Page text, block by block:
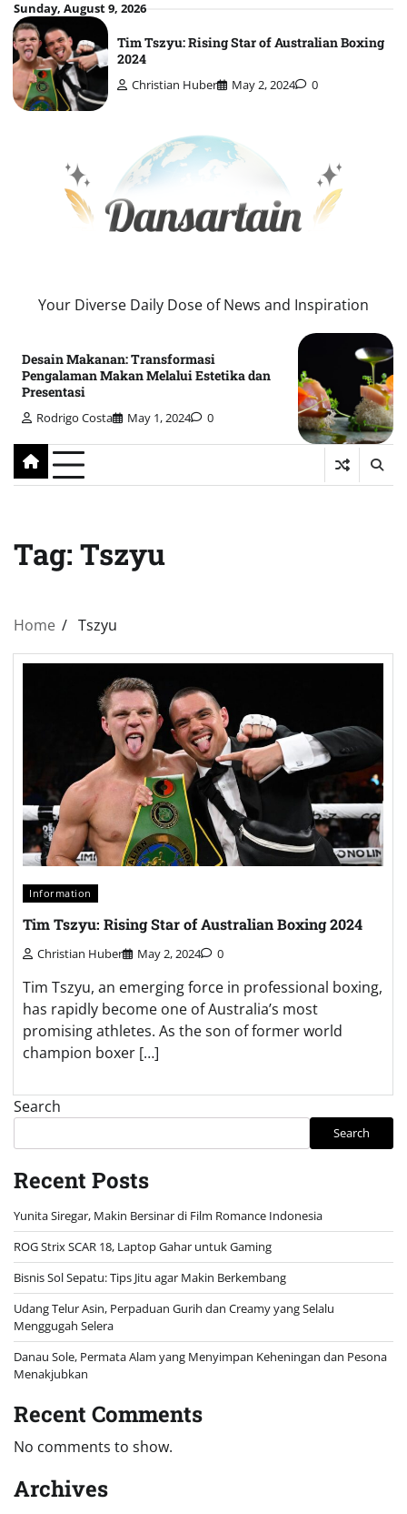
Skip
to
content
Sunday, August 9, 2026
Tim Tszyu: Rising Star of Australian Boxing
2024
Christian Huber May 2, 2024 0
Your Diverse Daily Dose of News and Inspiration
Desain Makanan: Transformasi
Pengalaman Makan Melalui Estetika dan
Presentasi
Rodrigo Costa May 1, 2024 0
Tag: Tszyu
Home Tszyu
Information
Tim Tszyu: Rising Star of Australian Boxing 2024
Christian Huber May 2, 2024 0
Tim Tszyu, an emerging force in professional boxing,
has rapidly become one of Australia’s most
promising athletes. As the son of former world
champion boxer […]
Search
Search
Recent Posts
Yunita Siregar, Makin Bersinar di Film Romance Indonesia
ROG Strix SCAR 18, Laptop Gahar untuk Gaming
Bisnis Sol Sepatu: Tips Jitu agar Makin Berkembang
Udang Telur Asin, Perpaduan Gurih dan Creamy yang Selalu
Menggugah Selera
Danau Sole, Permata Alam yang Menyimpan Keheningan dan Pesona
Menakjubkan
Recent Comments
No comments to show.
Archives